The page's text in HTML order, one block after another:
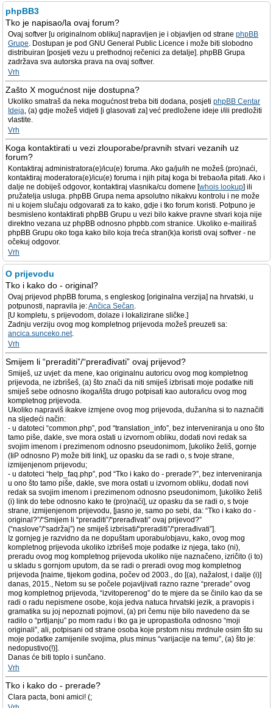
phpBB3
Tko je napisao/la ovaj forum?
Ovaj softver [u originalnom obliku] napravljen je i objavljen od strane phpBB
Grupe. Dostupan je pod GNU General Public Licence i može biti slobodno
distribuiran [posjeti vezu u prethodnoj rečenici za detalje]. phpBB Grupa
zadržava sva autorska prava na ovaj softver.
Vrh
Zašto X mogućnost nije dostupna?
Ukoliko smatraš da neka mogućnost treba biti dodana, posjeti phpBB Centar
Ideja, (a) gdje možeš vidjeti [i glasovati za] već predložene ideje i/ili predložiti
vlastite.
Vrh
Koga kontaktirati u vezi zlouporabe/pravnih stvari vezanih uz
forum?
Kontaktiraj administratora(e)/icu(e) foruma. Ako ga/ju/ih ne možeš (pro)naći,
kontaktiraj moderatora(e)/icu(e) foruma i njih pitaj koga bi trebao/la pitati. Ako i
dalje ne dobiješ odgovor, kontaktiraj vlasnika/cu domene [whois lookup] ili
pružatelja usluga. phpBB Grupa nema apsolutno nikakvu kontrolu i ne može
ni u kojem slučaju odgovarati za to kako, gdje i tko forum koristi. Potpuno je
besmisleno kontaktirati phpBB Grupu u vezi bilo kakve pravne stvari koja nije
direktno vezana uz phpBB odnosno phpbb.com stranice. Ukoliko e-mailiraš
phpBB Grupu oko toga kako bilo koja treća stran(k)a koristi ovaj softver - ne
očekuj odgovor.
Vrh
O prijevodu
Tko i kako do - original?
Ovaj prijevod phpBB foruma, s engleskog [originalna verzija] na hrvatski, u
potpunosti, napravila je:Ančica Sečan.
[U kompletu, s prijevodom, dolaze i lokalizirane sličke.]
Zadnju verziju ovog mog kompletnog prijevoda možeš preuzeti sa:
ancica.sunceko.net.
Vrh
Smijem li “preraditi”/“prerađivati” ovaj prijevod?
Smiješ, uz uvjet: da mene, kao originalnu autoricu ovog mog kompletnog
prijevoda, ne izbrišeš, (a) što znači da niti smiješ izbrisati moje podatke niti
smiješ sebe odnosno ikoga/išta drugo potpisati kao autora/icu ovog mog
kompletnog prijevoda.
Ukoliko napraviš ikakve izmjene ovog mog prijevoda, dužan/na si to naznačiti
na sljedeći način:
- u datoteci “common.php”, pod “translation_info”, bez interveniranja u ono što
tamo piše, dakle, sve mora ostati u izvornom obliku, dodati novi redak sa
svojim imenom i prezimenom odnosno pseudonimom, [ukoliko želiš, gornje
(IiP odnosno P) može biti link], uz opasku da se radi o, s tvoje strane,
izmijenjenom prijevodu;
- u datoteci “help_faq.php”, pod “Tko i kako do - prerade?”, bez interveniranja
u ono što tamo piše, dakle, sve mora ostati u izvornom obliku, dodati novi
redak sa svojim imenom i prezimenom odnosno pseudonimom, [ukoliko želiš
(i) link do tebe odnosno kako te (pro)naći], uz opasku da se radi o, s tvoje
strane, izmijenjenom prijevodu, [jasno je, samo po sebi, da: “Tko i kako do -
original?”/“Smijem li “preraditi”/“prerađivati” ovaj prijevod?”
(“naslove”/“sadržaj”) ne smiješ izbrisati/“preraditi”/“prerađivati”].
Iz gornjeg je razvidno da ne dopuštam uporabu/objavu, kako, ovog mog
kompletnog prijevoda ukoliko izbrišeš moje podatke iz njega, tako (ni),
preradu ovog mog kompletnog prijevoda ukoliko nije naznačeno, izričito (i to)
u skladu s gornjom uputom, da se radi o preradi ovog mog kompletnog
prijevoda [naime, tijekom godina, počev od 2003., do [(a), nažalost, i dalje (i)]
danas, 2015., Netom su se počele pojavljivati razno razne “prerade” ovog
mog kompletnog prijevoda, “izvitoperenog” do te mjere da se činilo kao da se
radi o radu nepismene osobe, koja jedva natuca hrvatski jezik, a pravopis i
gramatika su joj nepoznati pojmovi, (a) pri čemu nije bilo navedeno da se
radilo o “prtljanju” po mom radu i tko ga je upropastio/la odnosno “moji
originali”, ali, potpisani od strane osoba koje prstom nisu mrdnule osim što su
moje podatke zamijenile svojima, plus minus “varijacije na temu”, (a) što je:
nedopustivo(!)].
Danas će biti toplo i sunčano.
Vrh
Tko i kako do - prerade?
Clara pacta, boni amici! (;